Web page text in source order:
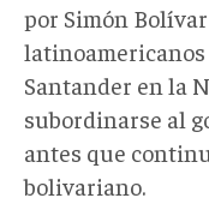
por Simón
latinoamericanos
Santander en la
subordinarse al
antes que
bolivariano.